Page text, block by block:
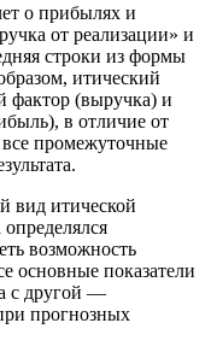
о прибылях и
от реализации» и
строки из формы
итический
фактор (выручка) и
в отличие от
все промежуточные
вид итической
возможность
основные показатели
с другой —
прогнозных